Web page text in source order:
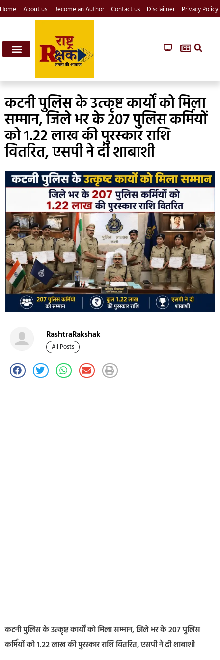
Home About us Become an Author Contact us Disclaimer Privacy Policy
कटनी पुलिस के उत्कृष्ट कार्यों को मिला
सम्मान, जिले भर के 207 पुलिस कर्मियों
को 1.22 लाख की पुरस्कार राशि
वितरित, एसपी ने दी शाबाशी
RashtraRakshak
All Posts
कटनी पुलिस के उत्कृष्ट कार्यों को मिला सम्मान, जिले भर के 207 पुलिस
कर्मियों को 1.22 लाख की पुरस्कार राशि वितरित, एसपी ने दी शाबाशी